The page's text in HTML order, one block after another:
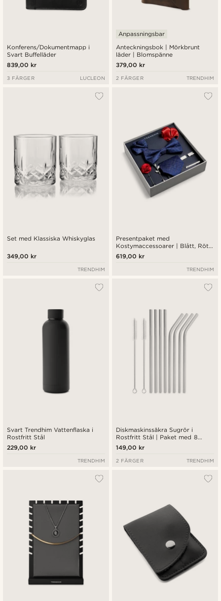
Konferens/Dokumentmapp i
Svart Buffelläder
839,00 kr
3 FÄRGER LUCLEON
Anteckningsbok | Mörkbrunt
läder | Blomspänne
Anpassningsbar
379,00 kr
2 FÄRGER TRENDHIM
Set med Klassiska Whiskyglas
349,00 kr
TRENDHIM
Presentpaket med
Kostymaccessoarer | Blått, Rött
& Silverfärgat Paket
619,00 kr
TRENDHIM
Svart Trendhim Vattenflaska i
Rostfritt Stål
229,00 kr
TRENDHIM
Diskmaskinssäkra Sugrör i
Rostfritt Stål | Paket med 8
stycken
149,00 kr
2 FÄRGER TRENDHIM